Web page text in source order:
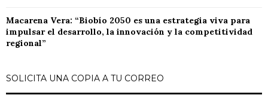
Macarena Vera: “Biobío 2050 es una estrategia viva para
impulsar el desarrollo, la innovación y la competitividad
regional”
SOLICITA UNA COPIA A TU CORREO